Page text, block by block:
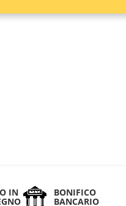
IN BONIFICO
BANCARIO